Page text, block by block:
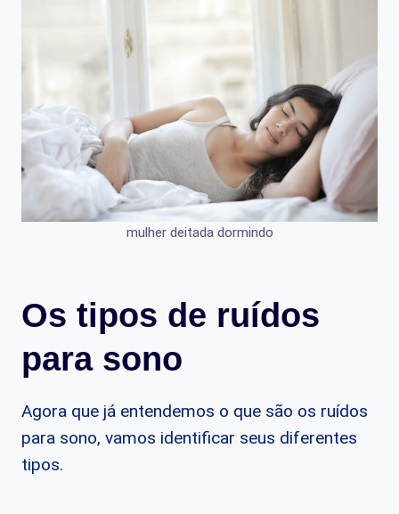
mulher deitada dormindo
Os tipos de ruídos
para sono
Agora que já entendemos o que são os ruídos
para sono, vamos identificar seus diferentes
tipos.